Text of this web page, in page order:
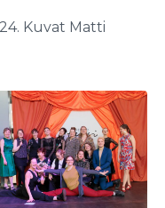
Kuvat Matti